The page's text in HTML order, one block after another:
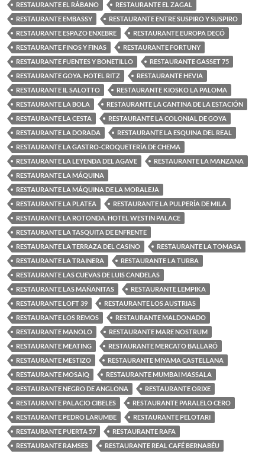
RESTAURANTE EL RÁBANO
RESTAURANTE EL ZAGAL
RESTAURANTE EMBASSY
RESTAURANTE ENTRE SUSPIRO Y SUSPIRO
RESTAURANTE ESPAZO ENXEBRE
RESTAURANTE EUROPA DECÓ
RESTAURANTE FINOS Y FINAS
RESTAURANTE FORTUNY
RESTAURANTE FUENTES Y BONETILLO
RESTAURANTE GASSET 75
RESTAURANTE GOYA. HOTEL RITZ
RESTAURANTE HEVIA
RESTAURANTE IL SALOTTO
RESTAURANTE KIOSKO LA PALOMA
RESTAURANTE LA BOLA
RESTAURANTE LA CANTINA DE LA ESTACIÓN
RESTAURANTE LA CESTA
RESTAURANTE LA COLONIAL DE GOYA
RESTAURANTE LA DORADA
RESTAURANTE LA ESQUINA DEL REAL
RESTAURANTE LA GASTRO-CROQUETERÍA DE CHEMA
RESTAURANTE LA LEYENDA DEL AGAVE
RESTAURANTE LA MANZANA
RESTAURANTE LA MÁQUINA
RESTAURANTE LA MÁQUINA DE LA MORALEJA
RESTAURANTE LA PLATEA
RESTAURANTE LA PULPERÍA DE MILA
RESTAURANTE LA ROTONDA. HOTEL WESTIN PALACE
RESTAURANTE LA TASQUITA DE ENFRENTE
RESTAURANTE LA TERRAZA DEL CASINO
RESTAURANTE LA TOMASA
RESTAURANTE LA TRAINERA
RESTAURANTE LA TURBA
RESTAURANTE LAS CUEVAS DE LUIS CANDELAS
RESTAURANTE LAS MAÑANITAS
RESTAURANTE LEMPIKA
RESTAURANTE LOFT 39
RESTAURANTE LOS AUSTRIAS
RESTAURANTE LOS REMOS
RESTAURANTE MALDONADO
RESTAURANTE MANOLO
RESTAURANTE MARE NOSTRUM
RESTAURANTE MEATING
RESTAURANTE MERCATO BALLARÓ
RESTAURANTE MESTIZO
RESTAURANTE MIYAMA CASTELLANA
RESTAURANTE MOSAIQ
RESTAURANTE MUMBAI MASSALA
RESTAURANTE NEGRO DE ANGLONA
RESTAURANTE ORIXE
RESTAURANTE PALACIO CIBELES
RESTAURANTE PARALELO CERO
RESTAURANTE PEDRO LARUMBE
RESTAURANTE PELOTARI
RESTAURANTE PUERTA 57
RESTAURANTE RAFA
RESTAURANTE RAMSES
RESTAURANTE REAL CAFÉ BERNABÉU